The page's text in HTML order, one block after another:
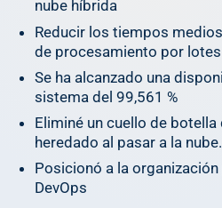
nube híbrida
Reducir los tiempos
de procesamiento por lotes
Se ha alcanzado una
sistema del 99,561 %
Eliminé un cuello de
heredado al pasar a la nube.
Posicionó a la
DevOps